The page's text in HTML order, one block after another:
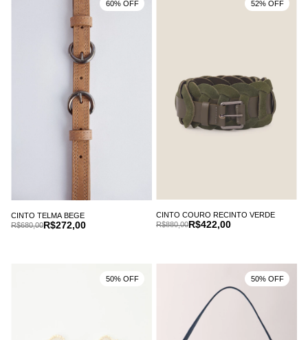
CINTO TELMA BEGE
R$272,00
R$680,00
60% OFF
CINTO COURO RECINTO VERDE
R$422,00
R$880,00
52% OFF
50% OFF 50% OFF